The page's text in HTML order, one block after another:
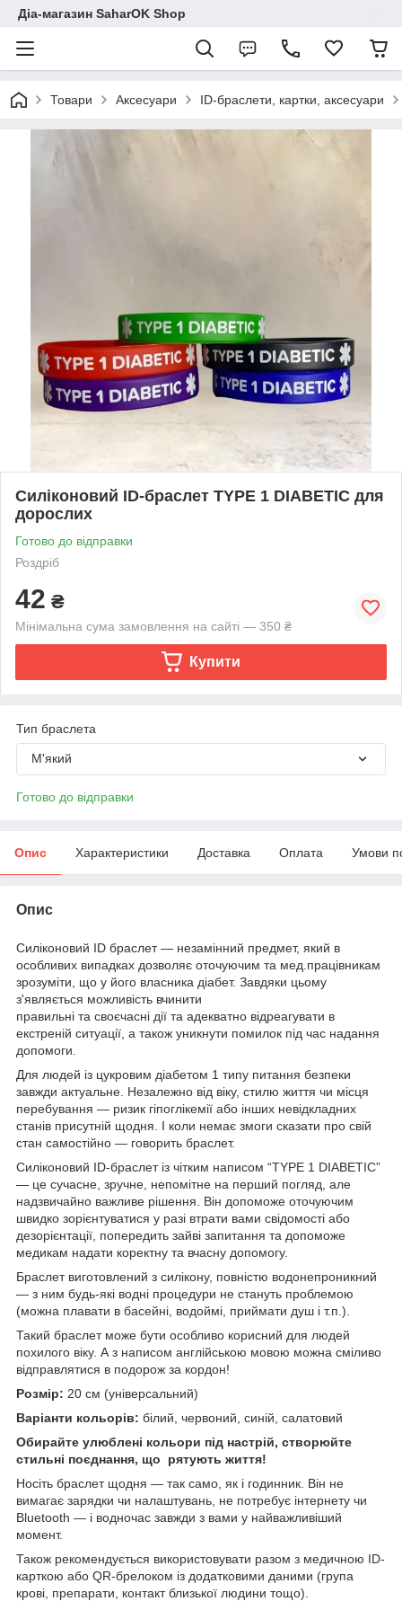
Діа-магазин SaharOK Shop
Товари Аксесуари ID-браслети, картки, аксесуари
Силіконовий ID-браслет TYPE 1 DIABETIC для
дорослих
Готово до відправки
Роздріб
42 ₴
Мінімальна сума замовлення на сайті — 350 ₴
Купити
Тип браслета
М'який
Готово до відправки
Опис Характеристики Доставка Оплата Умови
Опис
Силіконовий ID браслет — незамінний предмет, який в
особливих випадках дозволяє оточуючим та мед.працівникам
зрозуміти, що у його власника діабет. Завдяки цьому
з'являється можливість вчинити
правильні та своєчасні дії та адекватно відреагувати в
екстреній ситуації, а також уникнути помилок під час надання
допомоги.
Для людей із цукровим діабетом 1 типу питання безпеки
завжди актуальне. Незалежно від віку, стилю життя чи місця
перебування — ризик гіпоглікемії або інших невідкладних
станів присутній щодня. І коли немає змоги сказати про свій
стан самостійно — говорить браслет.
Силіконовий ID-браслет із чітким написом “TYPE 1 DIABETIC”
— це сучасне, зручне, непомітне на перший погляд, але
надзвичайно важливе рішення. Він допоможе оточуючим
швидко зорієнтуватися у разі втрати вами свідомості або
дезорієнтації, попередить зайві запитання та допоможе
медикам надати коректну та вчасну допомогу.
Браслет виготовлений з силікону, повністю водонепроникний
— з ним будь-які водні процедури не стануть проблемою
(можна плавати в басейні, водоймі, приймати душ і т.п.).
Такий браслет може бути особливо корисний для людей
похилого віку. А з написом англійською мовою можна сміливо
відправлятися в подорож за кордон!
Розмір: 20 см (універсальний)
Варіанти кольорів: білий, червоний, синій, салатовий
Обирайте улюблені кольори під настрій, створюйте
стильні поєднання, що рятують життя!
Носіть браслет щодня — так само, як і годинник. Він не
вимагає зарядки чи налаштувань, не потребує інтернету чи
Bluetooth — і водночас завжди з вами у найважливіший
момент.
Також рекомендується використовувати разом з медичною ID-
карткою або QR-брелоком із додатковими даними (група
крові, препарати, контакт близької людини тощо).